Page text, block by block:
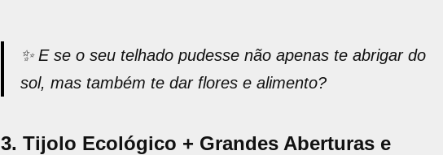
✨E se o seu telhado pudesse não apenas te abrigar do
sol, mas também te dar flores e alimento?
3. Tijolo Ecológico + Grandes Aberturas e